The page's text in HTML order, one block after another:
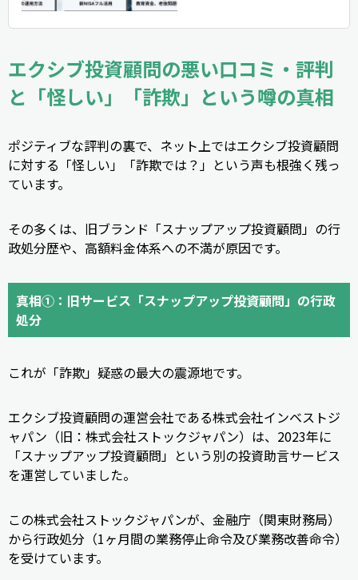
エクシブ投資顧問の悪い口コミ・評判
と「怪しい」「詐欺」という噂の真相
ポジティブな評判の裏で、ネット上ではエクシブ投資顧問
に対する「怪しい」「詐欺では？」という声も根強く残っ
ています。
その多くは、旧ブランド「スナップアップ投資顧問」の行
政処分歴や、高額料金体系への不満が原因です。
真相①：旧サービス「スナップアップ投資顧問」の行政
処分
これが「詐欺」疑惑の最大の震源地です。
エクシブ投資顧問の運営会社である株式会社インベストジ
ャパン（旧：株式会社ストックジャパン）は、2023年に
「スナップアップ投資顧問」という別の投資助言サービス
を運営していました。
この株式会社ストックジャパンが、金融庁（関東財務局）
から行政処分（1ヶ月間の業務停止命令及び業務改善命令）
を受けています。